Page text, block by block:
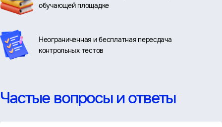
обучающей площадке
Неограниченная и бесплатная пересдача
контрольных тестов
Частые вопросы и ответы